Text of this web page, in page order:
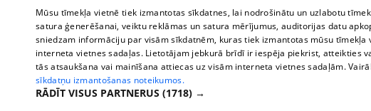
Mūsu tīmekļa vietnē tiek izmantotas sīkdatnes, lai nodrošinātu un uzlabotu
satura ģenerēšanai, veiktu reklāmas un satura mērījumus, auditorijas datu
sniedzam informāciju par visām sīkdatnēm, kuras tiek izmantotas mūsu
interneta vietnes sadaļas. Lietotājam jebkurā brīdī ir iespēja piekrist, atteikties
tās atsaukšana vai mainīšana attiecas uz visām interneta vietnes sadaļām.
sīkdatņu izmantošanas noteikumos.
RĀDĪT VISUS PARTNERUS (1718) →